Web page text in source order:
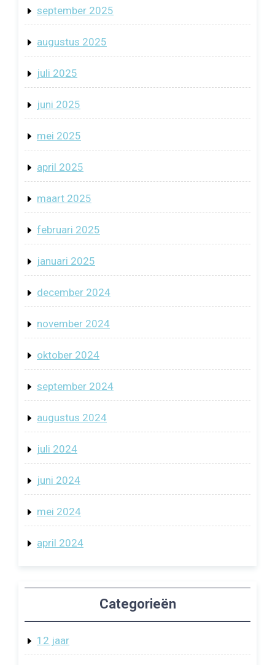
september 2025
augustus 2025
juli 2025
juni 2025
mei 2025
april 2025
maart 2025
februari 2025
januari 2025
december 2024
november 2024
oktober 2024
september 2024
augustus 2024
juli 2024
juni 2024
mei 2024
april 2024
Categorieën
12 jaar